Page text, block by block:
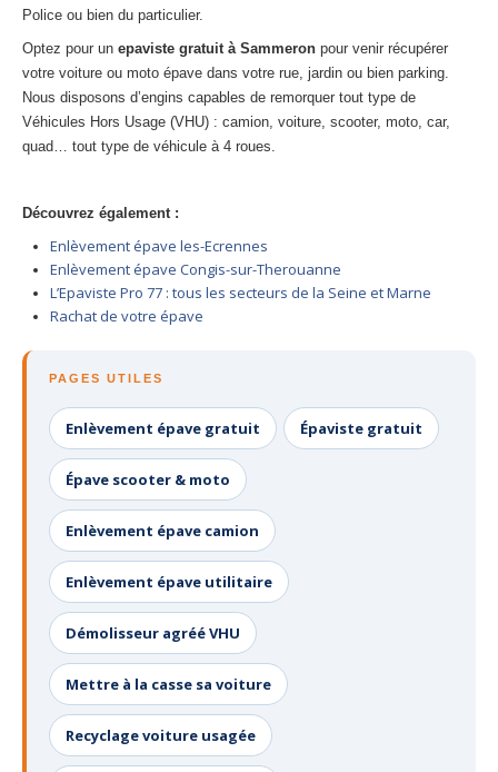
Centreagréé VHU Paris 75 : casse auto avec destruction
Centreagréé VHU 77 : casse auto avec destruction
Centreagréé VHU 78 : casse auto avec destruction
Centreagréé VHU 91 : casse auto avec destruction
Centreagréé VHU 94 : casse auto avec destruction
Centreagréé VHU 95 : casse auto avec destruction
DOCUMENTS À JOINDRE
RACHAT
CONTACT
01 83 64 20 40
Police ou bien du particulier.
Optez pour un epaviste gratuit à Sammeron pour venir récupérer
votre voiture ou moto épave dans votre rue, jardin ou bien parking.
Nous disposons d’engins capables de remorquer tout type de
Véhicules Hors Usage (VHU) : camion, voiture, scooter, moto, car,
quad… tout type de véhicule à 4 roues.
Découvrez également :
Enlèvement épave les-Ecrennes
Enlèvement épave Congis-sur-Therouanne
L’Epaviste Pro 77 : tous les secteurs de la Seine et Marne
Rachat de votre épave
PAGES UTILES
Enlèvement épave gratuit Épaviste gratuit
Épave scooter & moto
Enlèvement épave camion
Enlèvement épave utilitaire
Démolisseur agréé VHU
Mettre à la casse sa voiture
Recyclage voiture usagée